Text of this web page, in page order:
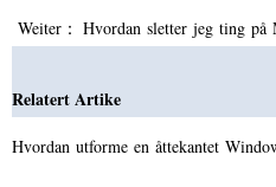
Weiter： Hvordan sletter jeg ting
Relatert Artike
Hvordan utforme en åttekantet